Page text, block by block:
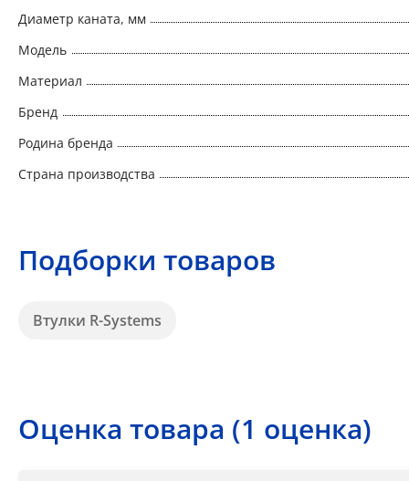
Диаметр каната, мм
Модель
Материал
Бренд
Родина бренда
Страна производства
Подборки товаров
Втулки R-Systems
Оценка товара (1 оценка)